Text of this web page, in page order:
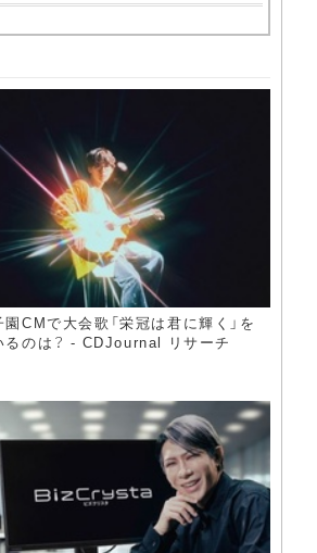
CMで大会歌「栄冠は君に輝く」を
るのは？ - CDJournal リサーチ